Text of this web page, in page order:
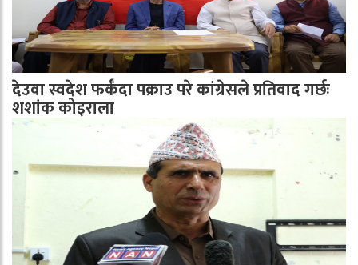
देउवा स्वदेश फर्कँदा पक्राउ परे कांग्रेसले प्रतिवाद गर्छः
शशांक कोइराला